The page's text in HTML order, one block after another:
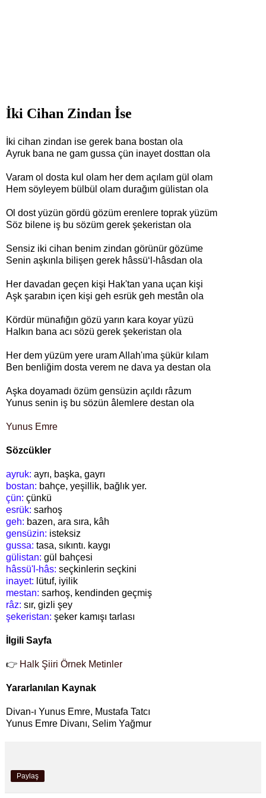
İki Cihan Zindan İse
İki cihan zindan ise gerek bana bostan ola
Ayruk bana ne gam gussa çün inayet dosttan ola
Varam ol dosta kul olam her dem açılam gül olam
Hem söyleyem bülbül olam durağım gülistan ola
Ol dost yüzün gördü gözüm erenlere toprak yüzüm
Söz bilene iş bu sözüm gerek şekeristan ola
Sensiz iki cihan benim zindan görünür gözüme
Senin aşkınla bilişen gerek hâssü‘l-hâsdan ola
Her davadan geçen kişi Hak'tan yana uçan kişi
Aşk şarabın içen kişi geh esrük geh mestân ola
Kördür münafığın gözü yarın kara koyar yüzü
Halkın bana acı sözü gerek şekeristan ola
Her dem yüzüm yere uram Allah'ıma şükür kılam
Ben benliğim dosta verem ne dava ya destan ola
Aşka doyamadı özüm gensüzin açıldı râzum
Yunus senin iş bu sözün âlemlere destan ola
Yunus Emre
Sözcükler
ayruk: ayrı, başka, gayrı
bostan: bahçe, yeşillik, bağlık yer.
çün: çünkü
esrük: sarhoş
geh: bazen, ara sıra, kâh
gensüzin: isteksiz
gussa: tasa, sıkıntı. kaygı
gülistan: gül bahçesi
hâssü'l-hâs: seçkinlerin seçkini
inayet: lütuf, iyilik
mestan: sarhoş, kendinden geçmiş
râz: sır, gizli şey
şekeristan: şeker kamışı tarlası
İlgili Sayfa
👉 Halk Şiiri Örnek Metinler
Yararlanılan Kaynak
Divan-ı Yunus Emre, Mustafa Tatcı
Yunus Emre Divanı, Selim Yağmur
Paylaş